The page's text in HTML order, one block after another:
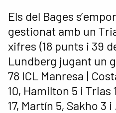
Els del Bages
gestionat amb un
xifres (18 punts i 39
Lundberg jugant un
78 ICL Manresa |
10, Hamilton 5 i Trias
17, Martín 5, Sakho 3